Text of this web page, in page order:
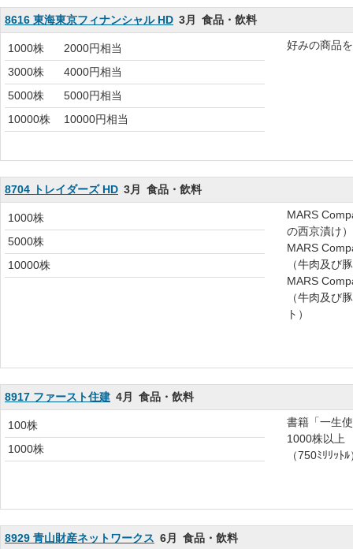
8616 東海東京フィナンシャル HD 3月 食品・飲料
1000株
2000円相当
3000株
4000円相当
5000株
5000円相当
10000株
10000円相当
好みの商品
8704 トレイダーズ HD 3月 食品・飲料
1000株
5000株
10000株
MARS
の西京漬け）
MARS
（牛肉及び
MARS
（牛肉及び
ト）
8917 ファースト住建 4月 食品・飲料
100株
1000株
書籍「一生
1000株以上
（750ﾐﾘﾘｯﾄ
8929 青山財産ネットワークス 6月 食品・飲料